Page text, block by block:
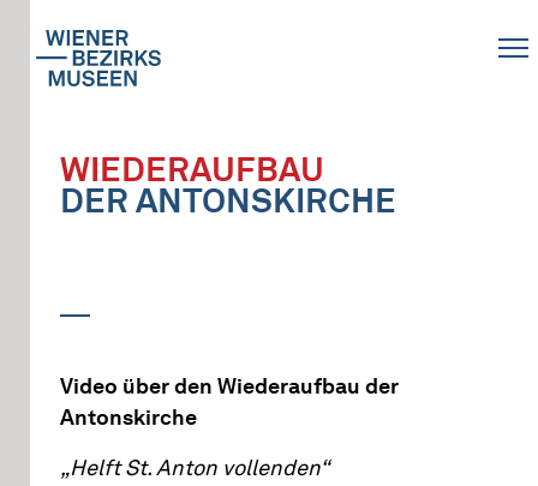
WIEDERAUFBAU
DER ANTONSKIRCHE
Video über den Wiederaufbau der
Antonskirche
„Helft St. Anton vollenden“